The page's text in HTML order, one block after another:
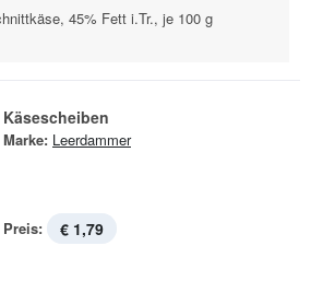
45% Fett i.Tr., je 100 g
Käsescheiben
Marke: Leerdammer
Preis: € 1,79